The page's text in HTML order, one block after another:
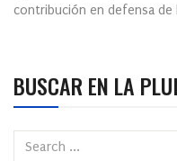
contribución en defensa de
BUSCAR EN LA